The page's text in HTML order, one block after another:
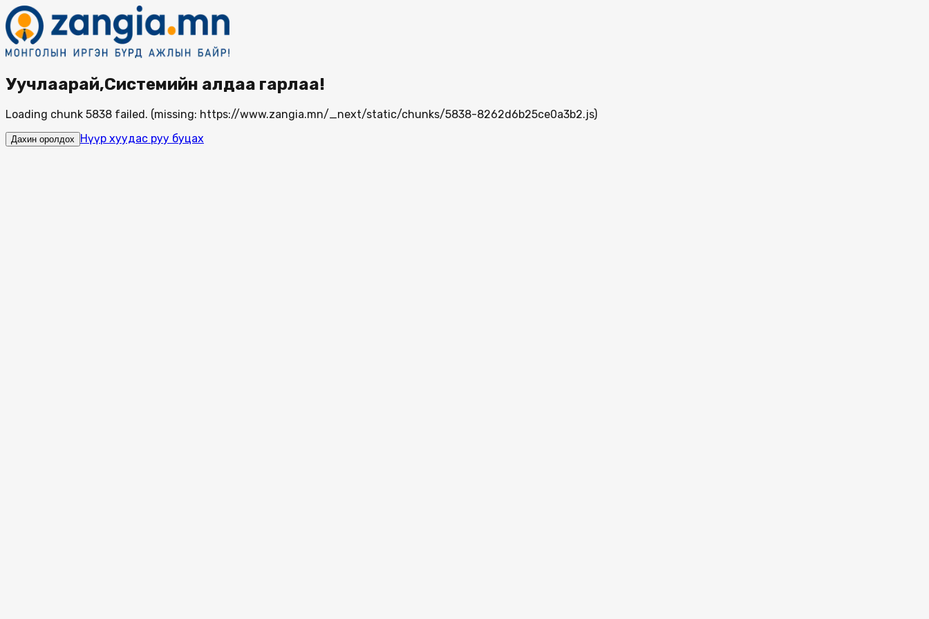
Уучлаарай,Системийн алдаа гарлаа!
Loading chunk 5838 failed. (missing: https://www.zangia.mn/_next/static/chunks/5838-8262d6b25ce0a3b2.js)
Дахин оролдох Нүүр хуудас руу буцах